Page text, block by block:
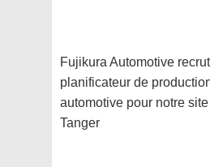
Fujikura Automotive
planificateur de
automotive pour notre
Tanger